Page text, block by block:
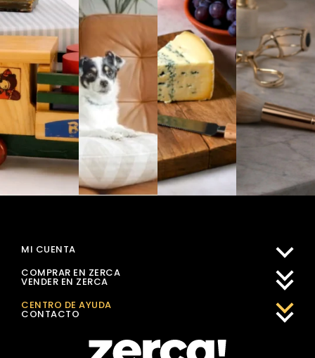
MI CUENTA
COMPRAR EN ZERCA
VENDER EN ZERCA
CENTRO DE AYUDA
CONTACTO